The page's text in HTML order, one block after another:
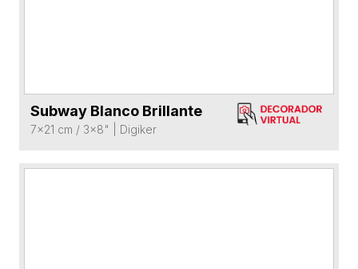
VER FICHA DEL PRODUCTO
Subway Blanco Brillante
7x21 cm / 3x8" Digiker